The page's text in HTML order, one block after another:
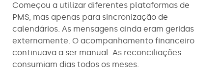
Começou a utilizar diferentes plataformas de
PMS, mas apenas para sincronização de
calendários. As mensagens ainda eram geridas
externamente. O acompanhamento financeiro
continuava a ser manual. As reconciliações
consumiam dias todos os meses.